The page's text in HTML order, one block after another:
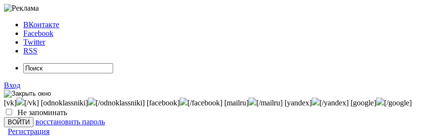
ВКонтакте
Facebook
Twitter
RSS
Вход
[vk] [/vk] [odnoklassniki] [/odnoklassniki] [facebook] [/facebook] [mailru] [/mailru] [yandex] [/yandex] [google]
[/google]
Не запоминать
восстановить пароль
Регистрация